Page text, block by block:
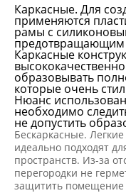
Каркасные. Для
применяются
рамы с
предотвращающим
Каркасные
образовывать
которые очень
Нюанс
необходимо
не допустить
Бескаркасные.
идеально подходят
пространств. Из-за
перегородки не
защитить помещение